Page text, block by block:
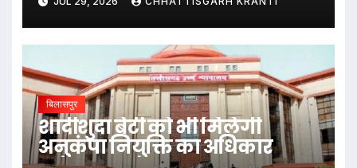
बिलासपुर
शादीशुदा बेटी को भी मिलेगी
अनुकंपा नियुक्ति का अधिकार